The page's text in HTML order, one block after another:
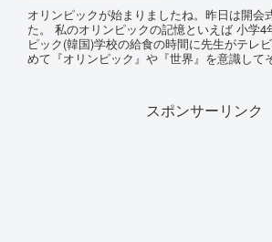
オリンピックが始まりましたね。昨日は開会
た。 私のオリンピックの記憶といえば 小学
ピック(韓国)学校の給食の時間に先生がテレ
めて『オリンピック』や『世界』を意識して
スポンサーリンク